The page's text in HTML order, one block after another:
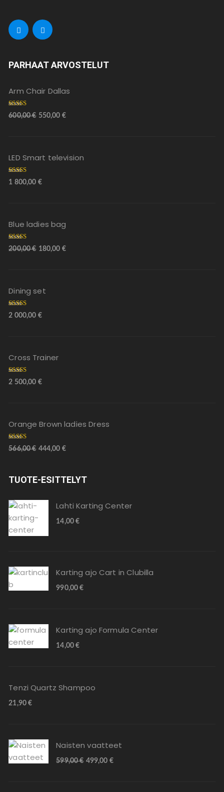
PARHAAT ARVOSTELUT
Arm Chair Dallas
Arvostelu
tuotteesta:
600,00€ 550,00 €
LED Smart television
Arvostelu
tuotteesta:
1 800,00 €
Blue ladies bag
Arvostelu
tuotteesta:
200,00€ 180,00 €
Dining set
Arvostelu
tuotteesta:
2 000,00 €
Cross Trainer
Arvostelu
tuotteesta:
2 500,00 €
Orange Brown ladies Dress
Arvostelu
tuotteesta
566,00€ 444,00 €
TUOTE-ESITTELYT
Lahti Karting Center
14,00€
Karting ajo Cart in Clubilla
990,00€
Karting ajo Formula Center
14,00€
Tenzi Quartz Shampoo
21,90€
Naisten vaatteet
599,00€ 499,00 €